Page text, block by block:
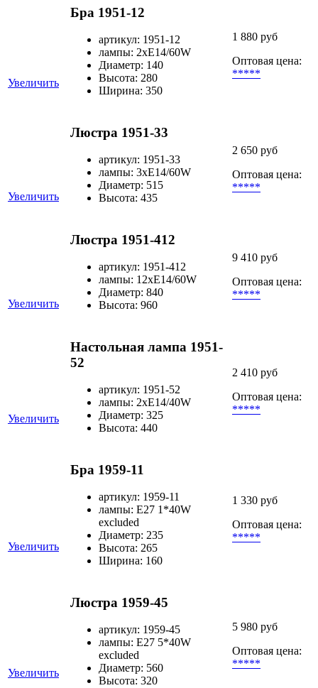
Увеличить
Бра 1951-12
артикул: 1951-12
лампы: 2хЕ14/60W
Диаметр: 140
Высота: 280
Ширина: 350
1 880 руб
Оптовая цена:
*****
Увеличить
Люстра 1951-33
артикул: 1951-33
лампы: 3хЕ14/60W
Диаметр: 515
Высота: 435
2 650 руб
Оптовая цена:
*****
Увеличить
Люстра 1951-412
артикул: 1951-412
лампы: 12хЕ14/60W
Диаметр: 840
Высота: 960
9 410 руб
Оптовая цена:
*****
Увеличить
Настольная лампа 1951-
52
артикул: 1951-52
лампы: 2хЕ14/40W
Диаметр: 325
Высота: 440
2 410 руб
Оптовая цена:
*****
Увеличить
Бра 1959-11
артикул: 1959-11
лампы: E27 1*40W
excluded
Диаметр: 235
Высота: 265
Ширина: 160
1 330 руб
Оптовая цена:
*****
Увеличить
Люстра 1959-45
артикул: 1959-45
лампы: E27 5*40W
excluded
Диаметр: 560
Высота: 320
5 980 руб
Оптовая цена:
*****